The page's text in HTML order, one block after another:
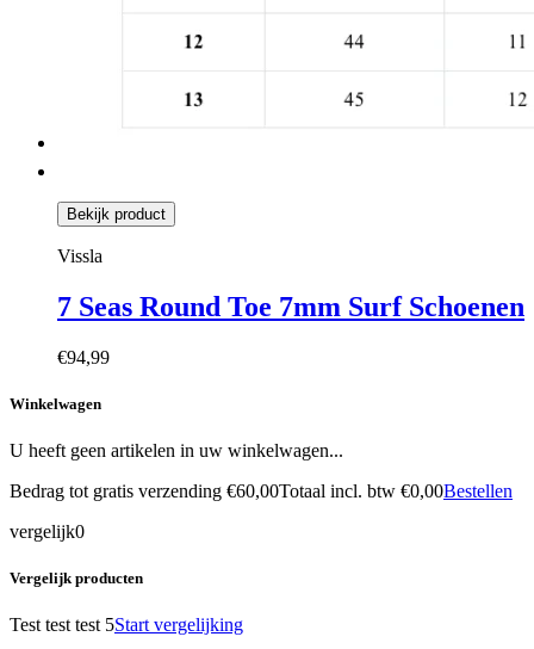
Bekijk product
Vissla
7 Seas Round Toe 7mm Surf Schoenen
€94,99
Winkelwagen
U heeft geen artikelen in uw winkelwagen...
Bedrag tot gratis verzending €60,00Totaal incl. btw €0,00Bestellen
vergelijk0
Vergelijk producten
Test test test 5Start vergelijking